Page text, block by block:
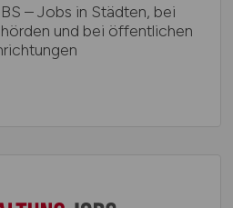
– Jobs in Städten, bei
und bei öffentlichen